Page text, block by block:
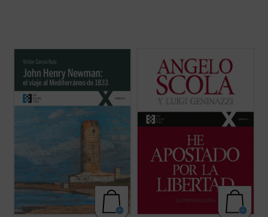
Newman escribió a su familia y amigos
previamente y durante su viaje por el
Mediterráneo de 1833, el autor del libro
traza los orígenes, el desarrollo y las
consecuencias de la verdadera odisea
interior ...(ver ficha)
En esta amplia conversación con el
periodista Luigi Geninazzi el cardenal
Angelo Scola aborda, junto con los
aspectos centrales de su itinerario vital, la
trayectoria y situación de la Iglesia y la
sociedad europea en el último medio siglo.
(ver ficha)